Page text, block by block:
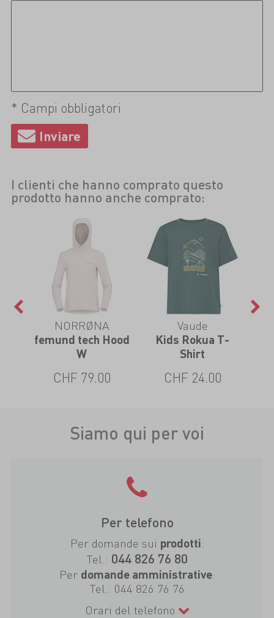
* Campi obbligatori
I clienti che hanno comprato questo
prodotto hanno anche comprato:
NORRØNA
femund tech Hood
W
CHF 79.00
Vaude
Kids Rokua T-
Shirt
CHF 24.00
Siamo qui per voi
Per telefono
Per domande sui prodotti:
Tel.: 044 826 76 80
Per domande amministrative:
Tel.: 044 826 76 76
Orari del telefono